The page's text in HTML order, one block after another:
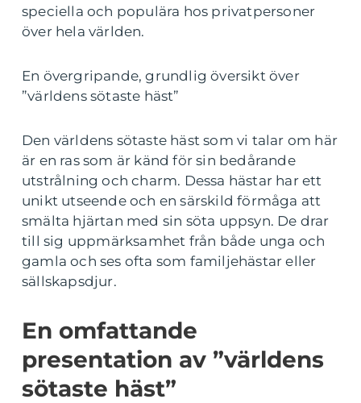
speciella och populära hos privatpersoner
över hela världen.
En övergripande, grundlig översikt över
”världens sötaste häst”
Den världens sötaste häst som vi talar om här
är en ras som är känd för sin bedårande
utstrålning och charm. Dessa hästar har ett
unikt utseende och en särskild förmåga att
smälta hjärtan med sin söta uppsyn. De drar
till sig uppmärksamhet från både unga och
gamla och ses ofta som familjehästar eller
sällskapsdjur.
En omfattande
presentation av ”världens
sötaste häst”